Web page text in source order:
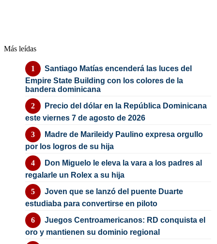
Más leídas
Santiago Matías encenderá las luces del
Empire State Building con los colores de la
bandera dominicana
Precio del dólar en la República Dominicana
este viernes 7 de agosto de 2026
Madre de Marileidy Paulino expresa orgullo
por los logros de su hija
Don Miguelo le eleva la vara a los padres al
regalarle un Rolex a su hija
Joven que se lanzó del puente Duarte
estudiaba para convertirse en piloto
Juegos Centroamericanos: RD conquista el
oro y mantienen su dominio regional